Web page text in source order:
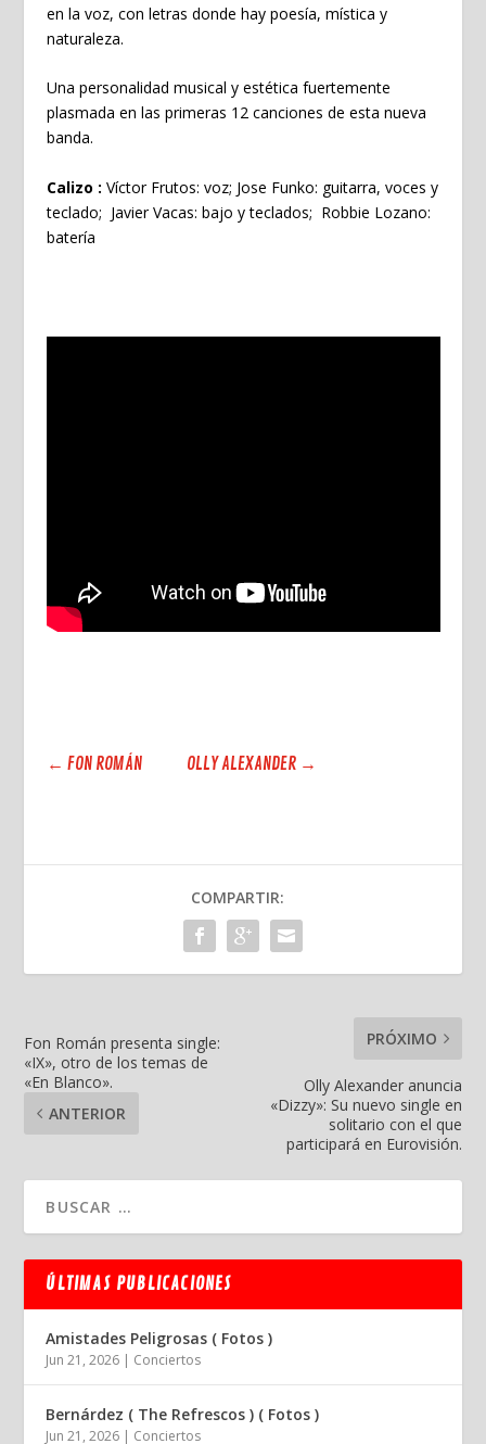
en la voz, con letras donde hay poesía, mística y
naturaleza.
Una personalidad musical y estética fuertemente
plasmada en las primeras 12 canciones de esta nueva
banda.
Calizo : Víctor Frutos: voz; Jose Funko: guitarra, voces y
teclado; Javier Vacas: bajo y teclados; Robbie Lozano:
batería
← FON ROMÁN OLLY ALEXANDER→
COMPARTIR:
Fon Román presenta single:
«IX», otro de los temas de
«En Blanco».
ANTERIOR
PRÓXIMO
Olly Alexander anuncia
«Dizzy»: Su nuevo single en
solitario con el que
participará en Eurovisión.
ÚLTIMAS PUBLICACIONES
Amistades Peligrosas ( Fotos )
Jun 21, 2026 | Conciertos
Bernárdez ( The Refrescos ) ( Fotos )
Jun 21, 2026 | Conciertos